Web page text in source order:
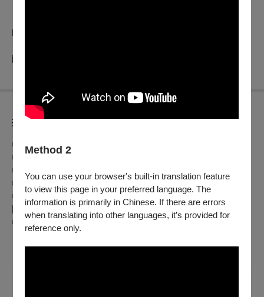
Method 2
You can use your browser's built-in translation feature
to view this page in your preferred language. The
information is primarily in Chinese. If there are errors
when translating into other languages, it’s provided for
reference only.
Holländer
蘭人》
折扣方案
◎早鳥優惠：5月31日前購票，不限張數，享票價75折優惠
◎兩廳院會員9折
◎學生票8折，入場須出示相關證件
◎65歲以上長者5折，
◎身心障礙人士及陪同者1名購票5折優待，入場時應出示身心
障礙手冊，陪同者與身障者需同時入場
◎青年席位5折自由座，數量有限售完為止
持青年席位票券者，請憑證件（身分證或健保卡）入場